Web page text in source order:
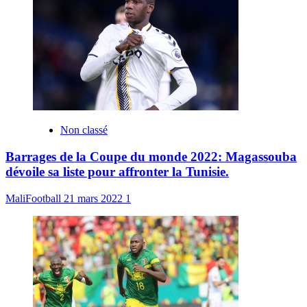
Non classé
Barrages de la Coupe du monde 2022: Magassouba
dévoile sa liste pour affronter la Tunisie.
MaliFootball 21 mars 2022 1